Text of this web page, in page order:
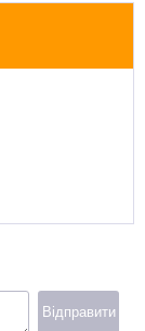
Відправити